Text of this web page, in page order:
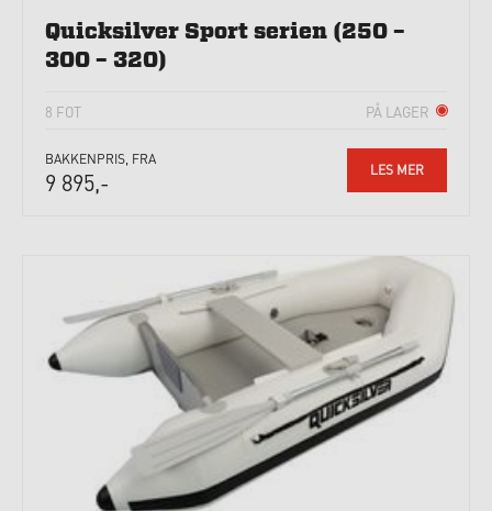
Quicksilver Sport serien (250 –
300 – 320)
8 FOT PÅ LAGER
BAKKENPRIS, FRA
9 895,- LES MER